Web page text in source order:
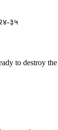
३५
to destroy